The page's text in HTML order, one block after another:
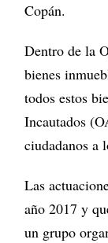
Copán.
Dentro de la
bienes
todos estos
Incautados
ciudadanos a
Las
año 2017 y
un grupo